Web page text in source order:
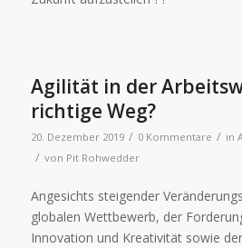
Agilität in der
richtige Weg?
20. Dezember 2019 / 0 Kommentare / in
/ von Pit Rohwedder
Angesichts steigender
globalen Wettbewerb, der
Innovation und Kreativität sowie